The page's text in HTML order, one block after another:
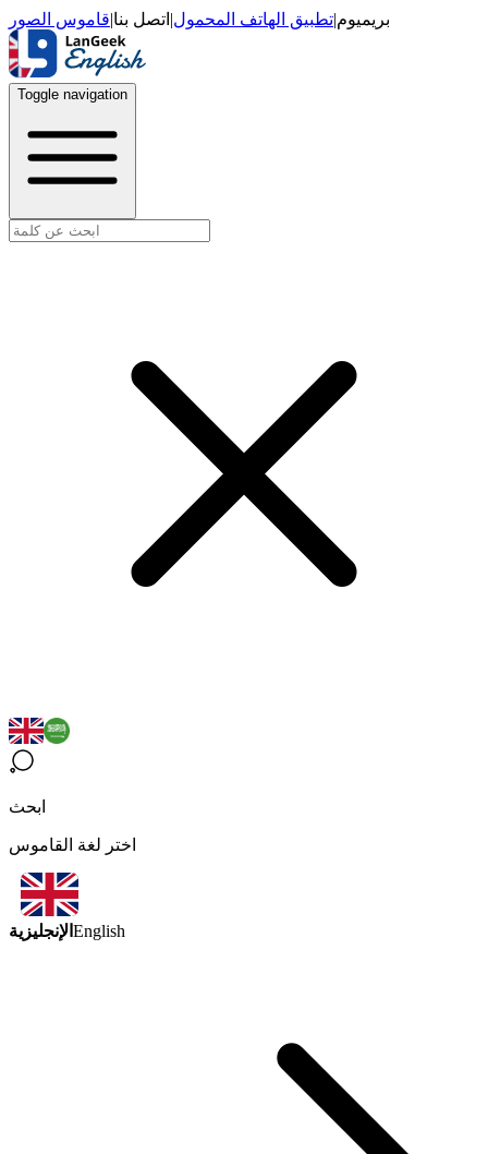
بريميوم|تطبيق الهاتف المحمول| اتصل بنا|قاموس الصور
Toggle navigation
ابحث
اختر لغة القاموس
الإنجليزية English